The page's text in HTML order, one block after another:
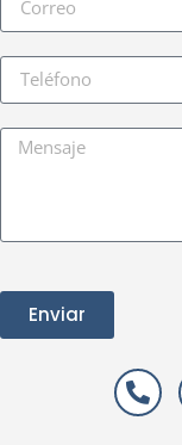
Enviar